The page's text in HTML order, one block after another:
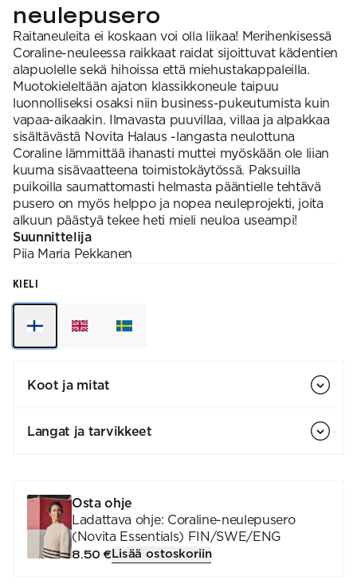
neulepusero​
Raitaneuleita ei koskaan voi olla liikaa! Merihenkisessä
Coraline-neuleessa raikkaat raidat sijoittuvat kädentien
alapuolelle sekä hihoissa että miehustakappaleilla.
Muotokieleltään ajaton klassikkoneule taipuu
luonnolliseksi osaksi niin business-pukeutumista kuin
vapaa-aikaakin. Ilmavasta puuvillaa, villaa ja alpakkaa
sisältävästä Novita Halaus -langasta neulottuna
Coraline lämmittää ihanasti muttei myöskään ole liian
kuuma sisävaatteena toimistokäytössä. Paksuilla
puikoilla saumattomasti helmasta pääntielle tehtävä
pusero on myös helppo ja nopea neuleprojekti, joita
alkuun päästyä tekee heti mieli neuloa useampi!​
Suunnittelija
Piia Maria Pekkanen
KIELI
Koot ja mitat
Langat ja tarvikkeet
Osta ohje
Ladattava ohje: Coraline-neulepusero
(Novita Essentials) FIN/SWE/ENG
8.50 €Lisää ostoskoriin